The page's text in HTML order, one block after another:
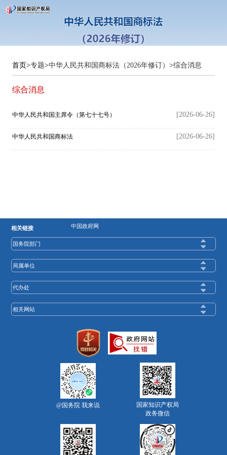
首页>专题>中华人民共和国商标法（2026年修订） >综合消息
综合消息
中华人民共和国主席令（第七十七号） [2026-06-26]
中华人民共和国商标法 [2026-06-26]
相关链接 中国政府网
国务院部门
局属单位
代办处
相关网站
@国务院 我来说
国家知识产权局
政务微信